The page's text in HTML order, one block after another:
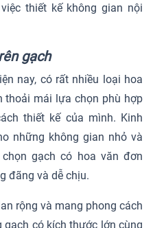
thiết kế không gian nội
gạch
nay, có rất nhiều loại hoa
thoải mái lựa chọn phù hợp
thiết kế của mình. Kinh
những không gian nhỏ và
gạch có hoa văn đơn
đãng và dễ chịu.
rộng và mang phong cách
gạch có kích thước lớn cùng